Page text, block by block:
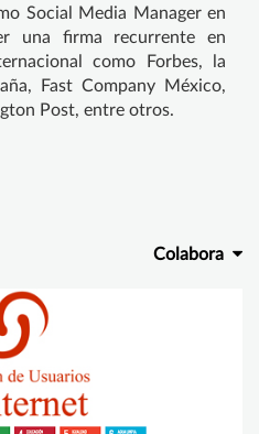
Social Media Manager en
una firma recurrente en
como Forbes, la
Fast Company México,
Post, entre otros.
Colabora